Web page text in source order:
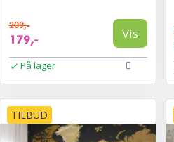
209,-
179,- Vis
På lager
TILBUD